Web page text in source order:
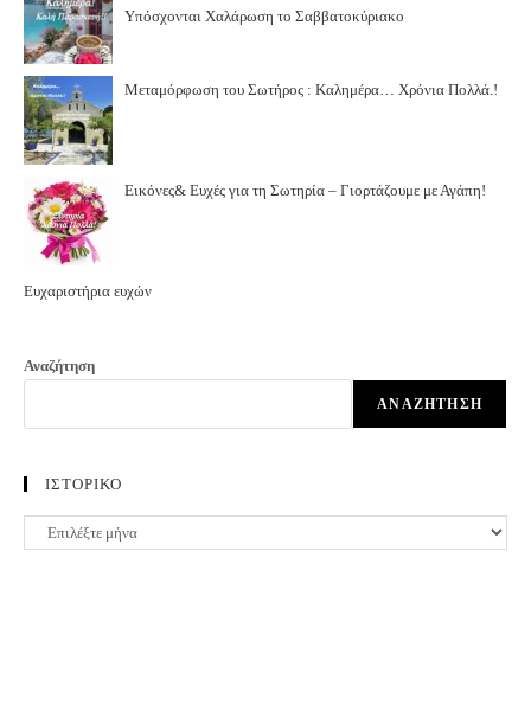
Υπόσχονται Χαλάρωση το Σαββατοκύριακο
Μεταμόρφωση του Σωτήρος : Καλημέρα… Χρόνια Πολλά.!
Εικόνες& Ευχές για τη Σωτηρία – Γιορτάζουμε με Αγάπη!
Ευχαριστήρια ευχών
Αναζήτηση
ΑΝΑΖΉΤΗΣΗ
ΙΣΤΟΡΙΚΟ
ΙΣΤΟΡΙΚΟ